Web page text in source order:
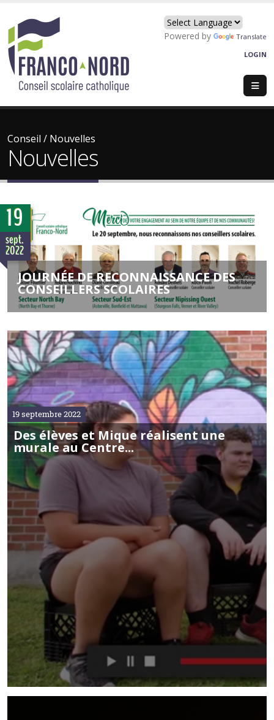
Powered by
Translate
LOGIN
Conseil / Nouvelles
Nouvelles
19
sept.
2022
JOURNÉE DE RECONNAISSANCE DES
CONSEILLERS SCOLAIRES
Des élèves et Mique réalisent une
murale au Centre...
19 septembre 2022